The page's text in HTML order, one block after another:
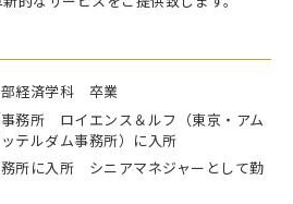
部経済学科 卒業
務所 ロイエンス＆ルフ（東京・アム
テルダム事務所）に入所
所に入所 シニアマネジャーとして勤